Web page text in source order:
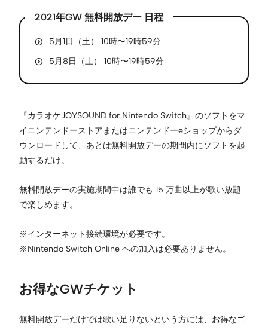
2021年GW 無料開放デー 日程
5月1日（土） 10時〜19時59分
5月8日（土） 10時〜19時59分
『カラオケJOYSOUND for Nintendo Switch』のソフトをマ
イニンテンドーストアまたはニンテンドーeショップからダ
ウンロードして、あとは無料開放デーの期間内にソフトを起
動するだけ。
無料開放デーの実施期間中は誰でも 15 万曲以上が歌い放題
で楽しめます。
※インターネット接続環境が必要です。
※Nintendo Switch Online への加入は必要ありません。
お得なGWチケット
無料開放デーだけでは歌い足りないという方には、お得なゴ